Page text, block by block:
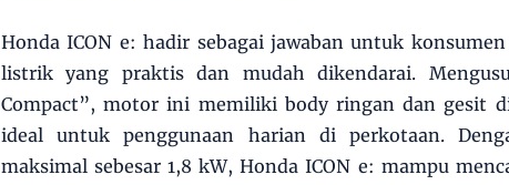
Honda ICON e: hadir sebagai jawaban untuk
listrik yang praktis dan mudah dikendarai.
Compact”, motor ini memiliki body ringan dan gesit
ideal untuk penggunaan harian di perkotaan.
maksimal sebesar 1,8 kW, Honda ICON e: mampu